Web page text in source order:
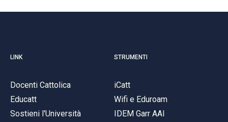
LINK
Docenti Cattolica
Educatt
Sostieni l'Università
STRUMENTI
iCatt
Wifi e Eduroam
IDEM Garr AAI